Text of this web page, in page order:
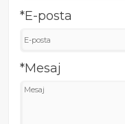
*E-posta
*Mesaj